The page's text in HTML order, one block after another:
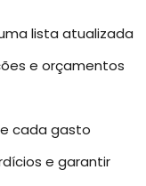
lista atualizada
e orçamentos
cada gasto
e garantir